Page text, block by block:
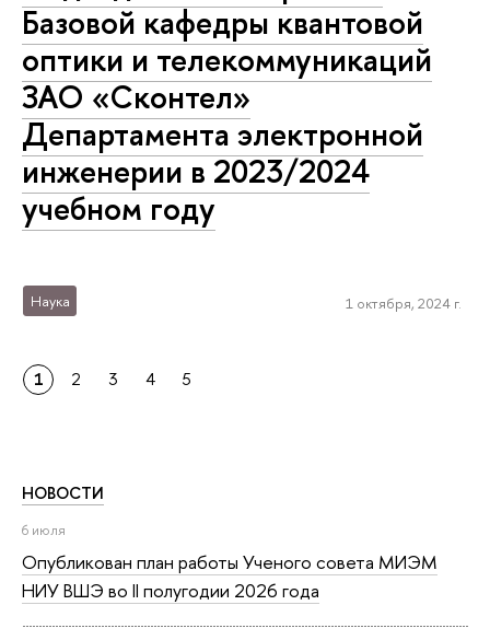
НОВОСТИ
6 июля
Опубликован план работы Ученого совета МИЭМ
НИУ ВШЭ во II полугодии 2026 года
Базовой кафедры квантовой
оптики и телекоммуникаций
ЗАО «Сконтел»
Департамента электронной
инженерии в 2023/2024
учебном году
Наука 1 октября, 2024 г.
1 2 3 4 5